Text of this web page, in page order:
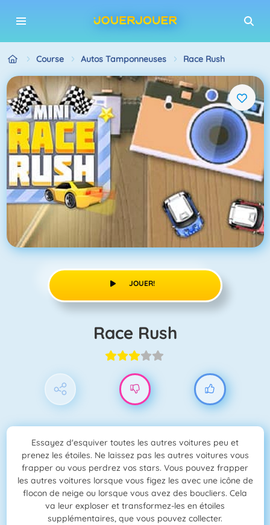
Course Autos Tamponneuses Race Rush
JOUER!
Race Rush
Essayez d'esquiver toutes les autres voitures peu et
prenez les étoiles. Ne laissez pas les autres voitures vous
frapper ou vous perdrez vos stars. Vous pouvez frapper
les autres voitures lorsque vous figez les avec une icône de
flocon de neige ou lorsque vous avez des boucliers. Cela
va leur exploser et transformez-les en étoiles
supplémentaires, que vous pouvez collecter.